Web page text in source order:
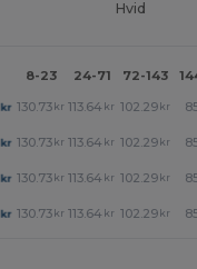
Hvid
8-23 24-71 72-143
kr 130.73 kr 113.64 kr 102.29 kr
kr 130.73 kr 113.64 kr 102.29 kr
kr 130.73 kr 113.64 kr 102.29 kr
kr 130.73 kr 113.64 kr 102.29 kr